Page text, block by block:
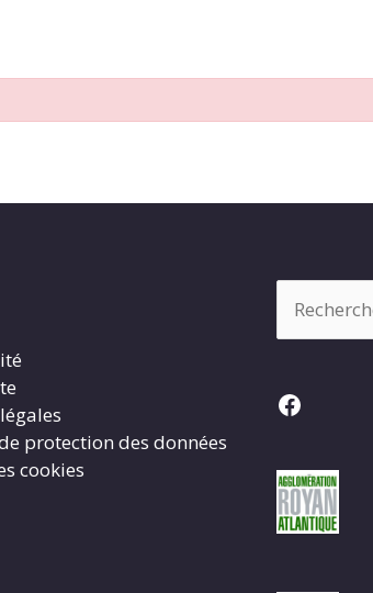
protection des données
cookies
Facebook